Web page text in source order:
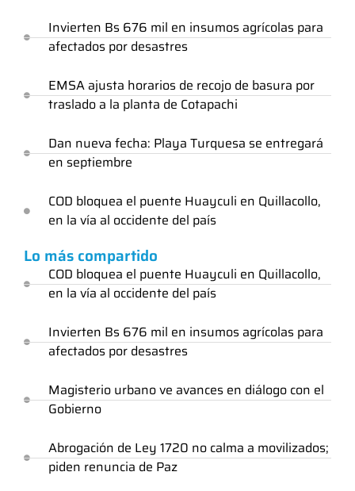
Invierten Bs 676 mil en insumos agrícolas para
afectados por desastres
EMSA ajusta horarios de recojo de basura por
traslado a la planta de Cotapachi
Dan nueva fecha: Playa Turquesa se entregará
en septiembre
COD bloquea el puente Huayculi en Quillacollo,
en la vía al occidente del país
Lo más compartido
COD bloquea el puente Huayculi en Quillacollo,
en la vía al occidente del país
Invierten Bs 676 mil en insumos agrícolas para
afectados por desastres
Magisterio urbano ve avances en diálogo con el
Gobierno
Abrogación de Ley 1720 no calma a movilizados;
piden renuncia de Paz